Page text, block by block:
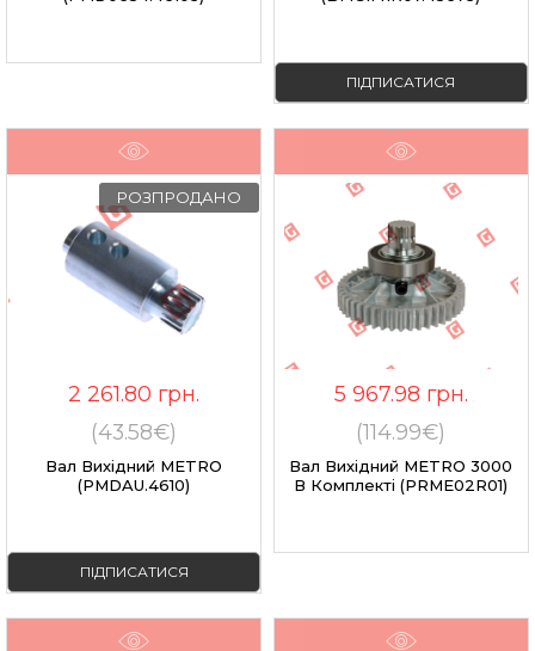
ПІДПИСАТИСЯ
РОЗПРОДАНО
2 261.80 грн.
(43.58€)
Вал Вихідний METRO
(PMDAU.4610)
ПІДПИСАТИСЯ
5 967.98 грн.
(114.99€)
Вал Вихідний METRO 3000
В Комплекті (PRME02R01)